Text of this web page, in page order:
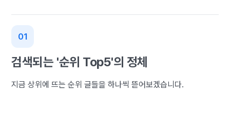
검색되는 '순위 Top5'의 정체
지금 상위에 뜨는 순위 글들을 하나씩 뜯어보겠습니다.